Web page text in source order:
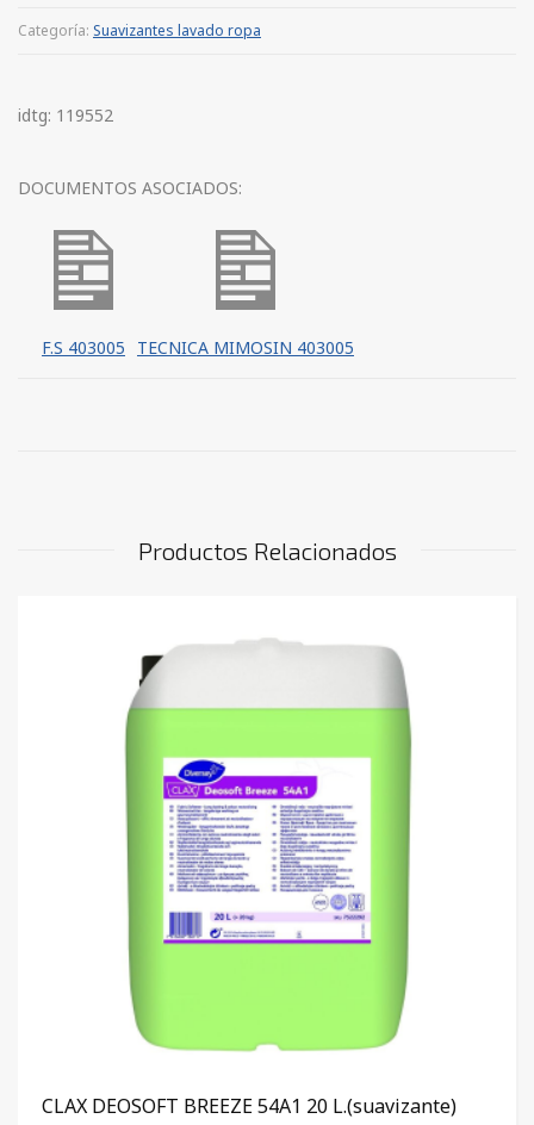
Categoría: Suavizantes lavado ropa
idtg: 119552
DOCUMENTOS ASOCIADOS:
F.S 403005 TECNICA MIMOSIN 403005
Productos Relacionados
CLAX DEOSOFT BREEZE 54A1 20 L.(suavizante)